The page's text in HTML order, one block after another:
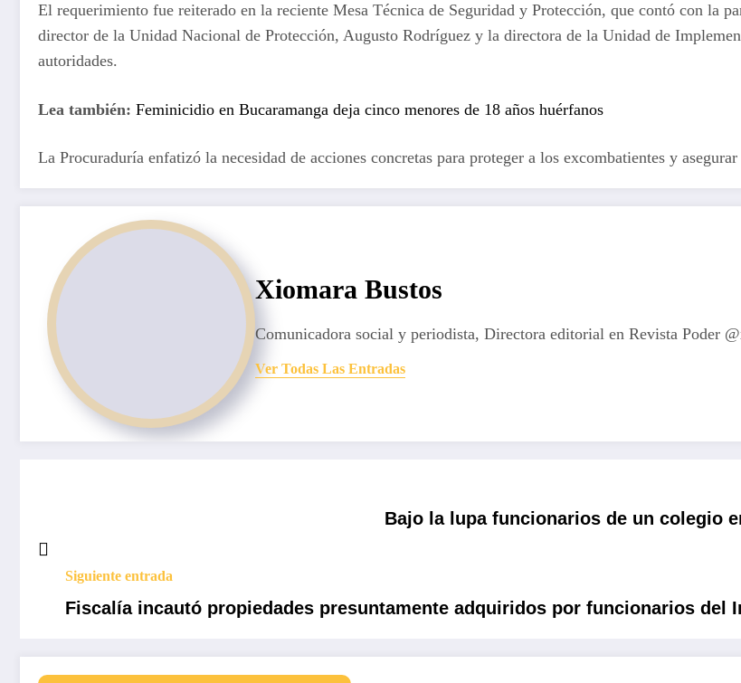
El requerimiento fue reiterado en la reciente Mesa Técnica de Seguridad y Protección, que contó con la
director de la Unidad Nacional de Protección, Augusto Rodríguez y la directora de la Unidad de
autoridades.
Lea también: Feminicidio en Bucaramanga deja cinco menores de 18 años huérfanos
La Procuraduría enfatizó la necesidad de acciones concretas para proteger a los excombatientes y
Xiomara Bustos
Comunicadora social y periodista, Directora editorial en Revista Poder
Ver Todas Las Entradas
Bajo la lupa funcionarios de un colegio
Siguiente entrada
Fiscalía incautó propiedades presuntamente adquiridos por funcionarios del